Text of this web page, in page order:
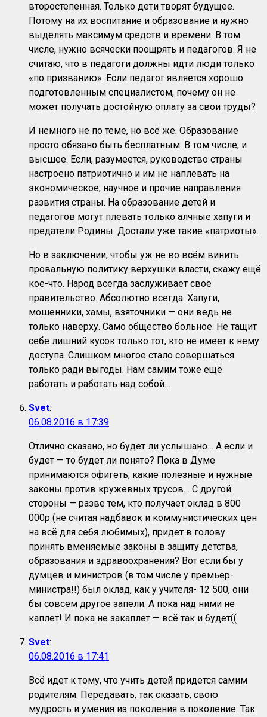
второстепенная. Только дети творят будущее.
Потому на их воспитание и образование и нужно
выделять максимум средств и времени. В том
числе, нужно всячески поощрять и педагогов. Я не
считаю, что в педагоги должны идти люди только
«по призванию». Если педагог является хорошо
подготовленным специалистом, почему он не
может получать достойную оплату за свои труды?
И немного не по теме, но всё же. Образование
просто обязано быть бесплатным. В том числе, и
высшее. Если, разумеется, руководство страны
настроено патриотично и им не наплевать на
экономическое, научное и прочие направления
развития страны. На образование детей и
педагогов могут плевать только алчные хапуги и
предатели Родины. Достали уже такие «патриоты».
Но в заключении, чтобы уж не во всём винить
провальную политику верхушки власти, скажу ещё
кое-что. Народ всегда заслуживает своё
правительство. Абсолютно всегда. Хапуги,
мошенники, хамы, взяточники — они ведь не
только наверху. Само общество больное. Не тащит
себе лишний кусок только тот, кто не имеет к нему
доступа. Слишком многое стало совершаться
только ради выгоды. Нам самим тоже ещё
работать и работать над собой…
Svet:
06.08.2016 в 17:39
Отлично сказано, но будет ли услышано… А если и
будет — то будет ли понято? Пока в Думе
принимаются офигеть, какие полезные и нужные
законы против кружевных трусов… С другой
стороны — разве тем, кто получает оклад в 800
000р (не считая надбавок и коммунистических цен
на всё для себя любимых), придет в голову
принять вменяемые законы в защиту детства,
образования и здравоохранения? Вот если бы у
думцев и министров (в том числе у премьер-
министра!!) был оклад, как у учителя- 12 500, они
бы совсем другое запели. А пока над ними не
каплет! И пока не закаплет — всё так и будет((
Svet:
06.08.2016 в 17:41
Всё идет к тому, что учить детей придется самим
родителям. Передавать, так сказать, свою
мудрость и умения из поколения в поколение. Так